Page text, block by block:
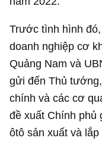
Trước tình hình
doanh nghiệp cơ
Quảng Nam và
gửi đến Thủ
chính và các cơ
đề xuất Chính phủ
ôtô sản xuất và